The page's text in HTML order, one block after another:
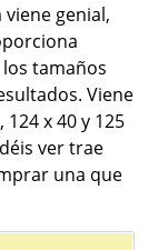
genial,
tamaños
Viene
x 40 y 125
ver trae
una que